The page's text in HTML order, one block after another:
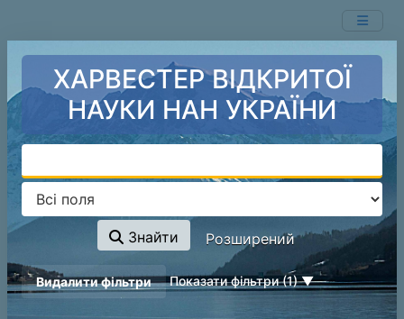
ХАРВЕСТЕР ВІДКРИТОЇ
НАУКИ НАН УКРАЇНИ
Знайти Розширений
page_reload_on_deselect_hint
Видалити фільтри Показати фільтри (1)